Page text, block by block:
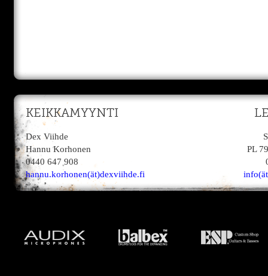
KEIKKAMYYNTI
Dex Viihde
Hannu Korhonen
0440 647 908
hannu.korhonen(ät)dexviihde.fi
PL